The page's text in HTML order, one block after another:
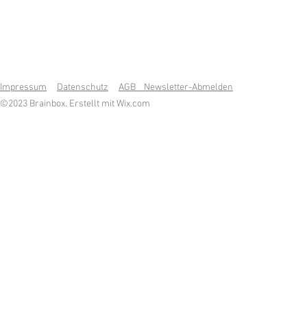
Impressum Datenschutz
AGB Newsletter-Abmelden
©2023 Brainbox. Erstellt mitWix.com